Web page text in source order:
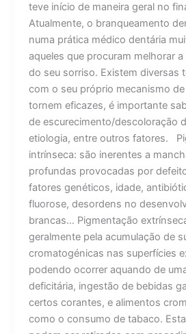
teve início de maneira geral no
Atualmente, o branqueamento
numa prática médico dentária
aqueles que procuram melhorar
do seu sorriso. Existem diversas
com o seu próprio mecanismo
tornem eficazes, é importante
de escurecimento/descoloração
etiologia, entre outros fatores.
intrínseca: são inerentes a
profundas provocadas por
fatores genéticos, idade,
fluorose, desordens no
brancas… Pigmentação
geralmente pela acumulação de
cromatogénicas nas superfícies
podendo ocorrer aquando de
deficitária, ingestão de bebidas
certos corantes, e alimentos
como o consumo de tabaco.